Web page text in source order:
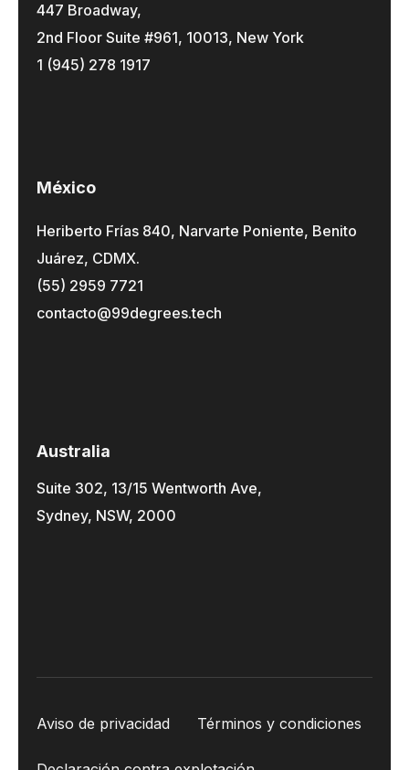
447 Broadway,
2nd Floor Suite #961, 10013, New York
1 (945) 278 1917
México
Heriberto Frías 840, Narvarte Poniente, Benito
Juárez, CDMX.
(55) 2959 7721
contacto@99degrees.tech
Australia
Suite 302, 13/15 Wentworth Ave,
Sydney, NSW, 2000
Aviso de privacidad Términos y condiciones